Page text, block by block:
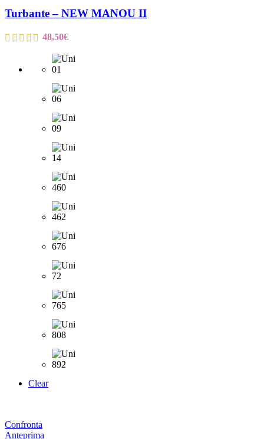
Turbante – NEW MANOU II
48,50€
Clear
Confronta
Anteprima